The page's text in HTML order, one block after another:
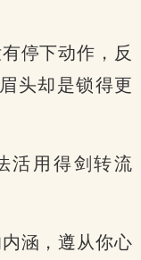
停下动作，反
头却是锁得更
活用得剑转流
涵，遵从你心